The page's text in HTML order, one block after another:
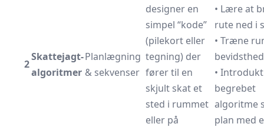
2
Skattejagt-
algoritmer
Planlægning
& sekvenser
designer en
simpel “kode”
(pilekort eller
tegning) der
fører til en
skjult skat et
sted i rummet
eller på
• Lære at
rute ned i
• Træne
bevidsthed
•
begrebet
algoritme
plan med